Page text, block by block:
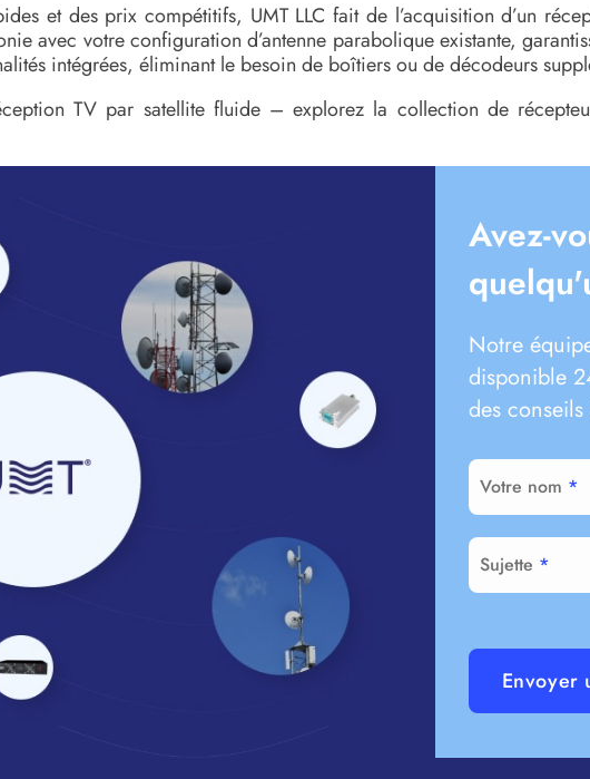
et des prix compétitifs, UMT LLC fait de l’acquisition d’un
avec votre configuration d’antenne parabolique existante,
intégrées, éliminant le besoin de boîtiers ou de décodeurs
TV par satellite fluide – explorez la collection de
Avez-
Notre
disponible
des
Votre nom
Sujette